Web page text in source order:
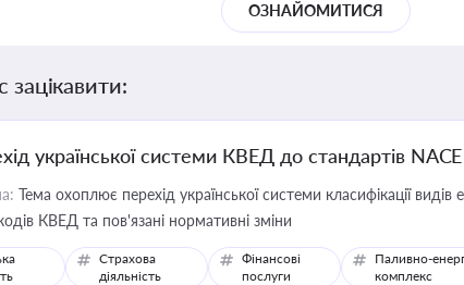
ОЗНАЙОМИТИСЯ
зацікавити:
української системи КВЕД до стандартів NACE
Тема охоплює перехід української системи класифікації видів
КВЕД та пов'язані нормативні зміни
Страхова
діяльність
Фінансові
послуги
Паливно-
комплекс